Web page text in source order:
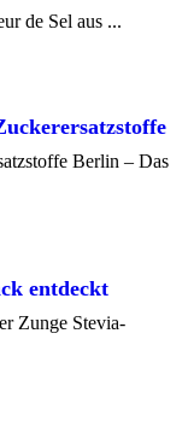
de Sel aus ...
Berlin – Das
entdeckt
Zunge Stevia-